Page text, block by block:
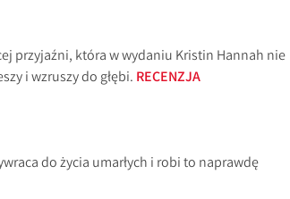
przyjaźni, która w wydaniu Kristin Hannah nie
i wzruszy do głębi. RECENZJA
do życia umarłych i robi to naprawdę